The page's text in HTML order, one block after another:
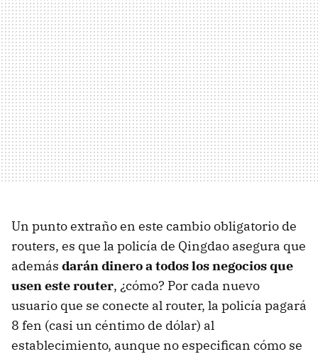
Un punto extraño en este cambio obligatorio de
routers, es que la policía de Qingdao asegura que
además darán dinero a todos los negocios que
usen este router, ¿cómo? Por cada nuevo
usuario que se conecte al router, la policía pagará
8 fen (casi un céntimo de dólar) al
establecimiento, aunque no especifican cómo se